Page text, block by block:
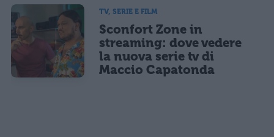
TV, SERIE E FILM
Sconfort Zone in
streaming: dove vedere
la nuova serie tv di
Maccio Capatonda